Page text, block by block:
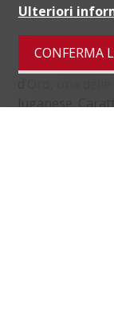
luganese.
Ulteriori
CONFERMA